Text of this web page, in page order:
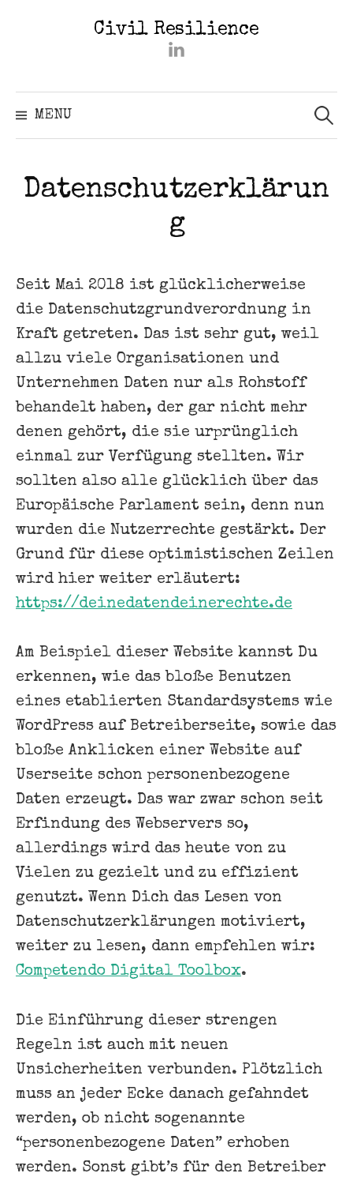
Civil Resilience
Titel)
MENU
for:
Datenschutzerklärun
g
Seit Mai 2018 ist glücklicherweise
die Datenschutzgrundverordnung in
Kraft getreten. Das ist sehr gut, weil
allzu viele Organisationen und
Unternehmen Daten nur als Rohstoff
behandelt haben, der gar nicht mehr
denen gehört, die sie urprünglich
einmal zur Verfügung stellten. Wir
sollten also alle glücklich über das
Europäische Parlament sein, denn nun
wurden die Nutzerrechte gestärkt. Der
Grund für diese optimistischen Zeilen
wird hier weiter erläutert:
https://deinedatendeinerechte.de
Am Beispiel dieser Website kannst Du
erkennen, wie das bloße Benutzen
eines etablierten Standardsystems wie
WordPress auf Betreiberseite, sowie das
bloße Anklicken einer Website auf
Userseite schon personenbezogene
Daten erzeugt. Das war zwar schon seit
Erfindung des Webservers so,
allerdings wird das heute von zu
Vielen zu gezielt und zu effizient
genutzt. Wenn Dich das Lesen von
Datenschutzerklärungen motiviert,
weiter zu lesen, dann empfehlen wir:
Competendo Digital Toolbox.
Die Einführung dieser strengen
Regeln ist auch mit neuen
Unsicherheiten verbunden. Plötzlich
muss an jeder Ecke danach gefahndet
werden, ob nicht sogenannte
“personenbezogene Daten” erhoben
werden. Sonst gibt’s für den Betreiber